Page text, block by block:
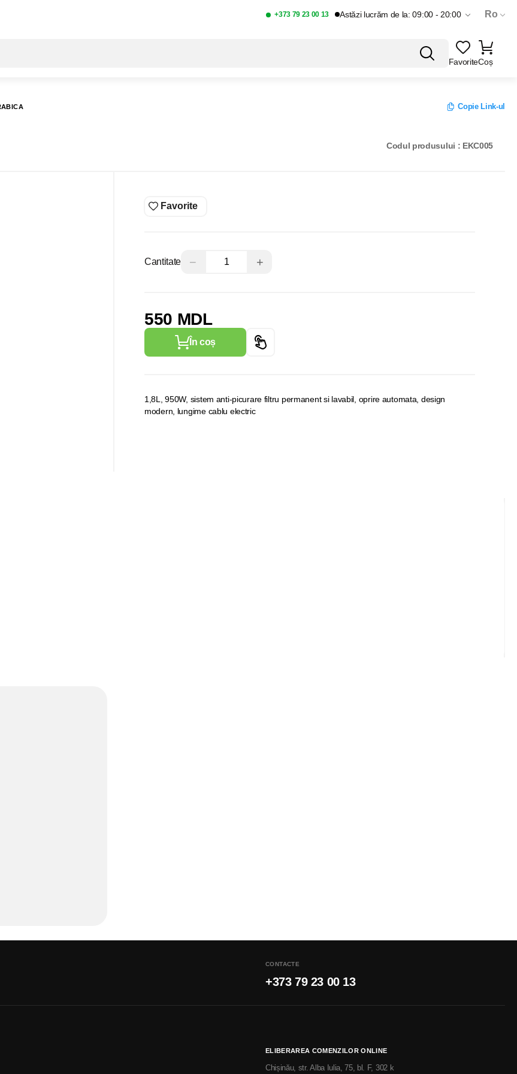
+373 79 23 00 13 Astăzi lucrăm de la: 09:00 - 20:00 Ro
FavoriteCoș
Copie Link-ul
Codul produsului : EKC005
Favorite
Cantitate − +
550 MDL
În coș
1,8L, 950W, sistem anti-picurare filtru permanent si lavabil, oprire automata, design
modern, lungime cablu electric
CONTACTE
+373 79 23 00 13
ELIBERAREA COMENZILOR ONLINE
Chișinău, str. Alba Iulia, 75, bl. F, 302 k